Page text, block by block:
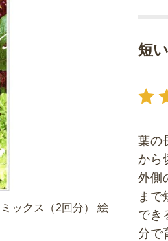
ックス（2回分） 絵
短
葉の
から
外側
まで
でき
分で